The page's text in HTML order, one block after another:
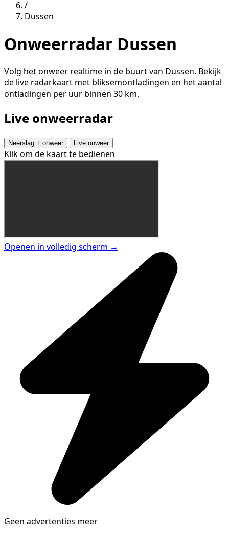
/
Dussen
Onweerradar Dussen
Volg het onweer realtime in de buurt van Dussen. Bekijk
de live radarkaart met bliksemontladingen en het aantal
ontladingen per uur binnen 30 km.
Live onweerradar
Neerslag + onweer Live onweer
Klik om de kaart te bedienen
Openen in volledig scherm →
Geen advertenties meer